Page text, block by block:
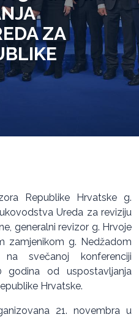
ZA
Republike Hrvatske g.
Ureda za reviziju
generalni revizor g. Hrvoje
zamjenikom g. Nedžadom
svečanoj konferenciji
godina od uspostavljanja
Hrvatske.
21. novembra u